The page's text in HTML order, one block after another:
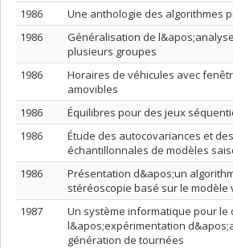
1986
Une anthologie des algorithmes
1986
Généralisation de
plusieurs groupes
1986
Horaires de véhicules avec
amovibles
1986
Équilibres pour des jeux
1986
Étude des autocovariances et
échantillonnales de modèles
1986
Présentation d&apos;un
stéréoscopie basé sur le modèle
1987
Un système informatique pour le
l&apos;expérimentation
génération de tournées